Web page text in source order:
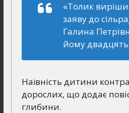
«Толик
заяву до
Галина
йому двадцять
Наївність дитини
дорослих, що додає
глибини.